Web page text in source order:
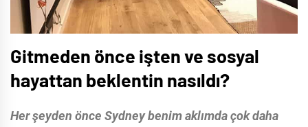
Gitmeden önce işten ve sosyal
hayattan beklentin nasıldı?
Her şeyden önce Sydney benim aklımda çok daha